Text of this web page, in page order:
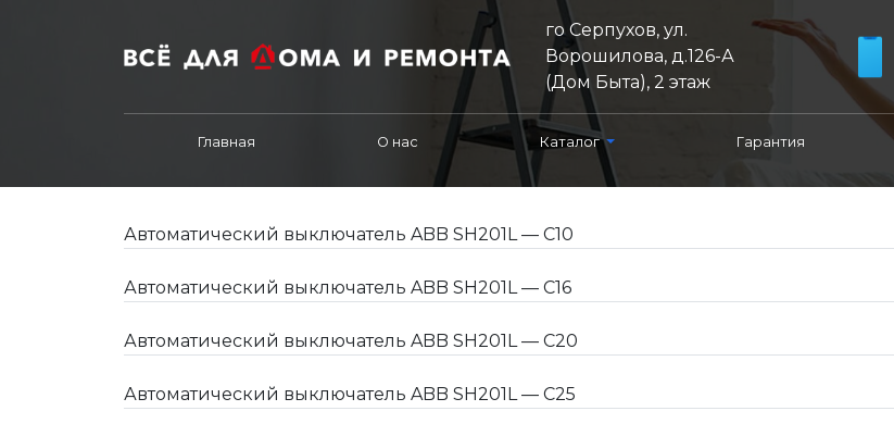
го Серпухов, ул.
Ворошилова, д.126-А
(Дом Быта), 2 этаж
Главная О нас Каталог Гарантия
Автоматический выключатель ABB SH201L — C10
Автоматический выключатель ABB SH201L — C16
Автоматический выключатель ABB SH201L — C20
Автоматический выключатель ABB SH201L — C25